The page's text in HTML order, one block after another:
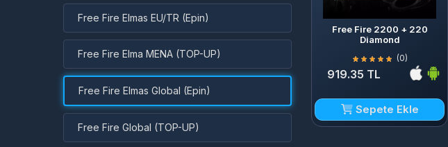
Free Fire Elmas EU/TR (Epin)
Free Fire Elma MENA (TOP-UP)
Free Fire Elmas Global (Epin)
Free Fire Global (TOP-UP)
Free Fire 2200 + 220
Diamond
(0)
919.35 TL
Sepete Ekle